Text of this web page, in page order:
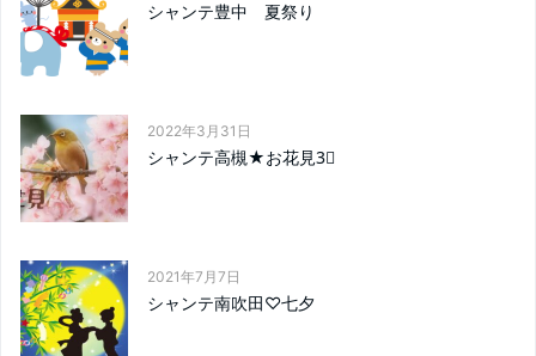
シャンテ豊中 夏祭り
2022年3月31日
シャンテ高槻★お花見3⃣
2021年7月7日
シャンテ南吹田♡七夕